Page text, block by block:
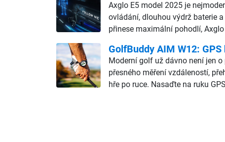
Axglo E5 model 2025 je
ovládání, dlouhou výdrž baterie
přinese maximální pohodlí,
GolfBuddy AIM W12:
Moderní golf už dávno není jen
přesného měření vzdáleností,
hře po ruce. Nasaďte na ruku